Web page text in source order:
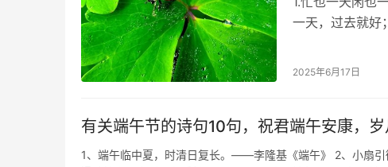
一天，过去就好
2025年6月17日
有关端午节的诗句10句，祝君端午安康，
1、端午临中夏，时清日复长。——李隆基《端午》 2、小扇